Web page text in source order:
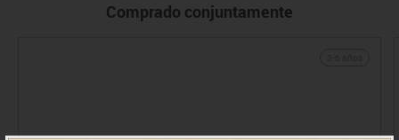
Comprado conjuntamente